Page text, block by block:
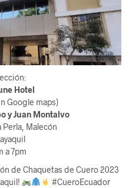
Hotel
Google maps)
y Juan Montalvo
Perla, Malecón
a 7pm
de Chaquetas de Cuero 2023
#CueroEcuador